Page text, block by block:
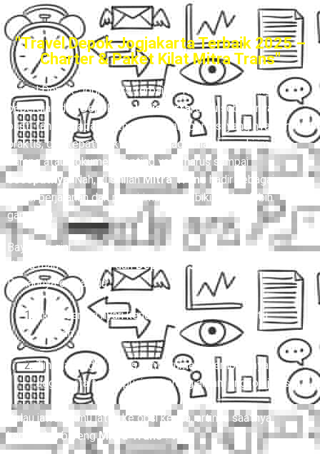
"Travel Depok Jogjakarta Terbaik 2025 –
Charter & Paket Kilat Mitra Trans"
Travel Depok-Jogjakarta terbaik– Kalau kamu sering
bepergian dari Depok
ke Jogjakarta, atau sebaliknya,
pasti tahu betapa ribetnya cari transportasi yang nyaman,
praktis, dan tepat waktu. Belum lagi kalau harus kirim
barang atau dokumen penting yang harus sampai
secepatnya. Nah, di sinilahMitra Trans hadir sebagai
solusi perjalanan dan pengiriman yang bikin hidup lebih
gampang.
Bayangin gini:
Kamu mau berangkat dariDepok ke Jogjakarta.
Pilihannya cuma dua:
Ribet sendiri nyari kendaraan yang belum tentu
nyaman.
Tinggal duduk manis, pintu rumah dijemput, nyampe
Jogjakarta tanpa pusing, barang aman, ongkos jelas.
Kalau jawabanmu jatuh ke opsi kedua, artinya saatnya
kamu jalan barengMitra Trans! 🚐✨